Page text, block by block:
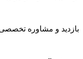
بازدید و مشاوره